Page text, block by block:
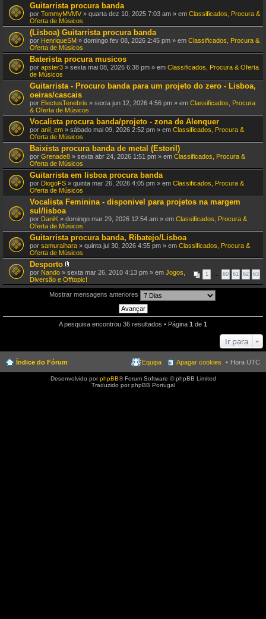
Guitarrista procura banda
por TommyMVMV » quarta dez 10, 2025 7:03 am » em Classificados, Procura &
Oferta de Músicos
(Lisboa) Guitarrista procura banda
por HenriqueSM » domingo fev 08, 2026 2:45 pm » em Classificados, Procura &
Oferta de Músicos
Baterista procura musicos
por apster3 » sexta mai 08, 2026 6:38 pm » em Classificados, Procura & Oferta
de Músicos
Guitarrista - Procuro banda para um projeto do zero - Lisboa,
oeiras/cascais
por ElectusTenebris » sexta jun 12, 2026 4:56 pm » em Classificados, Procura
& Oferta de Músicos
Vocalista procura banda/projeto - zona de Alenquer
por anil_em » sábado mai 09, 2026 2:52 pm » em Classificados, Procura &
Oferta de Músicos
Baixista procura banda de metal (Estoril)
por Grenade8 » sexta abr 24, 2026 1:51 pm » em Classificados, Procura &
Oferta de Músicos
Guitarrista em lisboa procura banda
por DiogoFS » quinta mar 26, 2026 4:05 pm » em Classificados, Procura &
Oferta de Músicos
Vocalista Feminina - disponivel para projetos na margem
sul/lisboa
por DaniK » domingo mar 29, 2026 12:54 am » em Classificados, Procura &
Oferta de Músicos
Guitarrista procura banda, Ribatejo/Lisboa
por samuraihara » quinta jul 30, 2026 4:55 pm » em Classificados, Procura &
Oferta de Músicos
Desporto
A
n
e
x
o
1 60 61 62 63
por Nando » sexta mar 26, 2010 4:13 pm » em Jogos,
Diversão e Offtopic!
Mostrar mensagens anteriores
A pesquisa encontrou 36 resultados • Página 1 de 1
Ir para
Índice do Fórum Hora UTC
Apagar cookies
Equipa
Desenvolvido porphpBB® Forum Software © phpBB Limited
Traduzido por phpBB Portugal